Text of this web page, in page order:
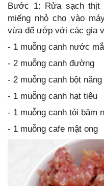
Bước 1: Rửa sạch thịt
miếng nhỏ cho vào
vừa để ướp với các gia
- 1 muỗng canh nước
- 2 muỗng canh đường
- 2 muỗng canh bột năng
- 1 muỗng canh hạt tiêu
- 1 muỗng canh tỏi băm
- 1 muỗng cafe mật ong